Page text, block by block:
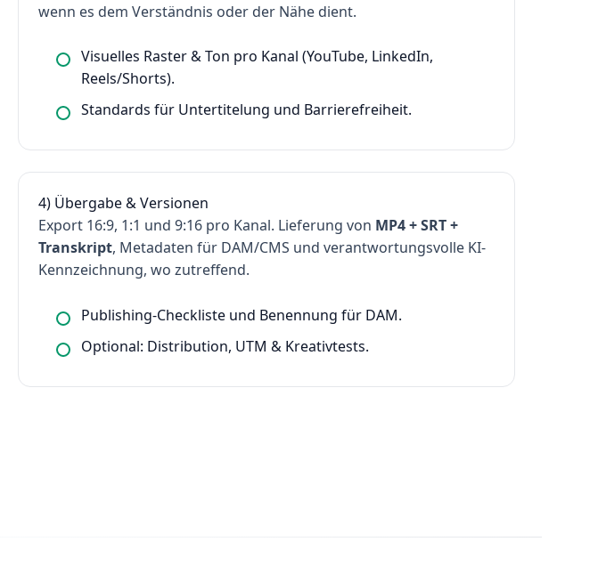
wenn es dem Verständnis oder der Nähe dient.
Visuelles Raster & Ton pro Kanal (YouTube, LinkedIn,
Reels/Shorts).
Standards für Untertitelung und Barrierefreiheit.
4) Übergabe & Versionen
Export 16:9, 1:1 und 9:16 pro Kanal. Lieferung von MP4 + SRT +
Transkript, Metadaten für DAM/CMS und verantwortungsvolle KI-
Kennzeichnung, wo zutreffend.
Publishing-Checkliste und Benennung für DAM.
Optional: Distribution, UTM & Kreativtests.